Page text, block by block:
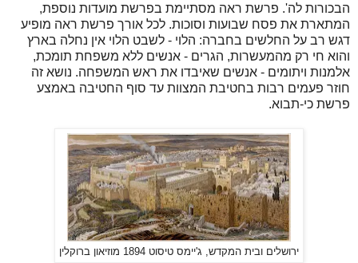
הבכורות לה'. פרשת ראה מסתיימת בפרשת מועדות נוספת,
המתארת את פסח שבועות וסוכות. לכל אורך פרשת ראה מופיע
דגש רב על החלשים בחברה: הלוי - לשבט הלוי אין נחלה בארץ
והוא חי רק מהמעשרות, הגרים - אנשים ללא משפחת תומכת,
אלמנות ויתומים - אנשים שאיבדו את ראש המשפחה. נושא זה
חוזר פעמים רבות בחטיבת המצוות עד סוף החטיבה באמצע
פרשת כי-תבוא.
ירושלים ובית המקדש, ג'יימס טיסוט 1894 מוזיאון ברוקלין